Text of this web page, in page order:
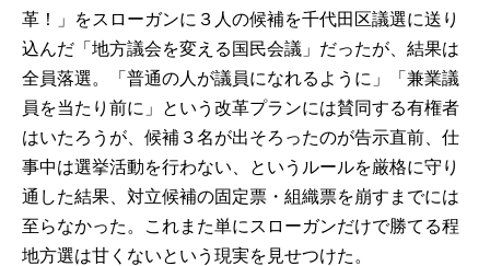
革！」をスローガンに３人の候補を千代田区議選に送り
込んだ「地方議会を変える国民会議」だったが、結果は
全員落選。「普通の人が議員になれるように」「兼業議
員を当たり前に」という改革プランには賛同する有権者
はいたろうが、候補３名が出そろったのが告示直前、仕
事中は選挙活動を行わない、というルールを厳格に守り
通した結果、対立候補の固定票・組織票を崩すまでには
至らなかった。これまた単にスローガンだけで勝てる程
地方選は甘くないという現実を見せつけた。